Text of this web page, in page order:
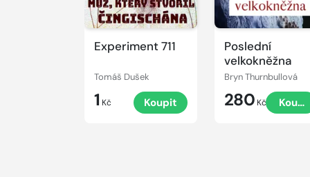
Experiment 711
Tomáš Dušek
1 Kč Koupit
Poslední
velkokněžna
Bryn Thurnbullová
280 Kč Koupit